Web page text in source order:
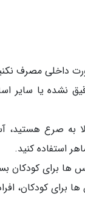
داخلی مصرف
نشده یا سایر
به صرع
استفاده کنید.
ها برای کودکان
ها برای